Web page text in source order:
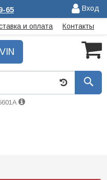
65 Вход
и оплата Контакты